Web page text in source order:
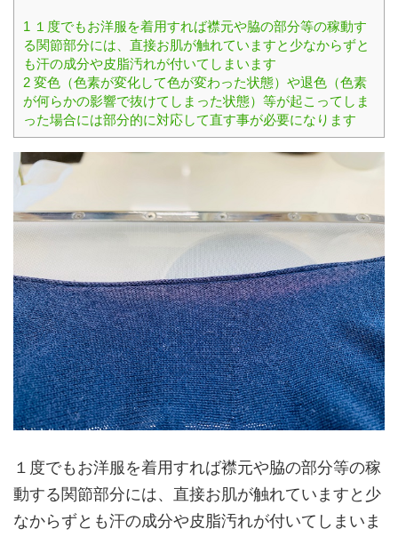
1 １度でもお洋服を着用すれば襟元や脇の部分等の稼動す
る関節部分には、直接お肌が触れていますと少なからずと
も汗の成分や皮脂汚れが付いてしまいます
2 変色（色素が変化して色が変わった状態）や退色（色素
が何らかの影響で抜けてしまった状態）等が起こってしま
った場合には部分的に対応して直す事が必要になります
１度でもお洋服を着用すれば襟元や脇の部分等の稼
動する関節部分には、直接お肌が触れていますと少
なからずとも汗の成分や皮脂汚れが付いてしまいま